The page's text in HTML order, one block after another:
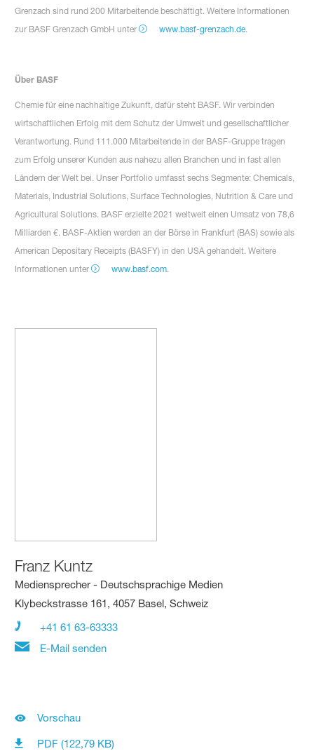
Grenzach sind rund 200 Mitarbeitende beschäftigt. Weitere Informationen
zur BASF Grenzach GmbH unter
www.basf-grenzach.de.
Über BASF
Chemie für eine nachhaltige Zukunft, dafür steht BASF. Wir verbinden
wirtschaftlichen Erfolg mit dem Schutz der Umwelt und gesellschaftlicher
Verantwortung. Rund 111.000 Mitarbeitende in der BASF-Gruppe tragen
zum Erfolg unserer Kunden aus nahezu allen Branchen und in fast allen
Ländern der Welt bei. Unser Portfolio umfasst sechs Segmente: Chemicals,
Materials, Industrial Solutions, Surface Technologies, Nutrition & Care und
Agricultural Solutions. BASF erzielte 2021 weltweit einen Umsatz von 78,6
Milliarden €. BASF-Aktien werden an der Börse in Frankfurt (BAS) sowie als
American Depositary Receipts (BASFY) in den USA gehandelt. Weitere
Informationen unter
www.basf.com.
Franz Kuntz
Mediensprecher - Deutschsprachige Medien
Klybeckstrasse 161, 4057 Basel, Schweiz
+41 61 63-63333
E-Mail senden
Vorschau
PDF (122,79 KB)